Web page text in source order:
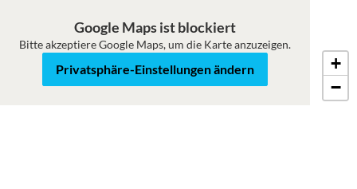
Karte Satellit
+
−
Google Maps ist blockiert
Bitte akzeptiere Google Maps, um die Karte anzuzeigen.
Privatsphäre-Einstellungen ändern